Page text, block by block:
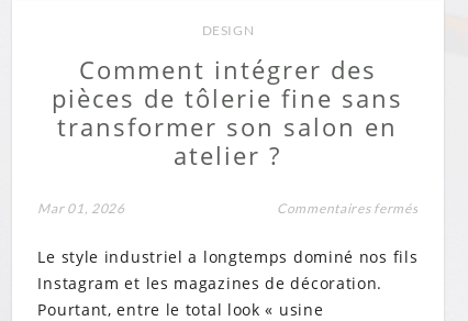
DESIGN
Comment intégrer des
pièces de tôlerie fine sans
transformer son salon en
atelier ?
Mar 01, 2026 Commentaires ferméssur
Le style industriel a longtemps dominé nos fils
Instagram et les magazines de décoration.
Pourtant, entre le total look « usine